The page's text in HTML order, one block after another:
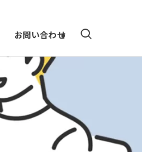
お問い合わせ